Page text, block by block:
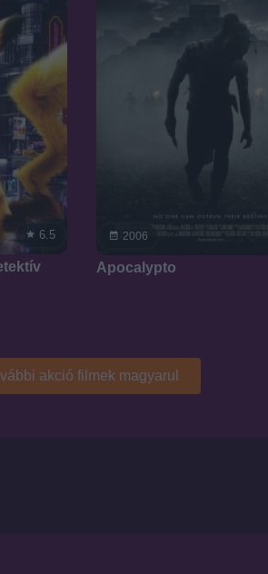
6.5 2006
Apocalypto
akció filmek magyarul